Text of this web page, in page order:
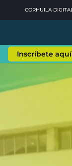
CORHUILA
Inscríbete aquí